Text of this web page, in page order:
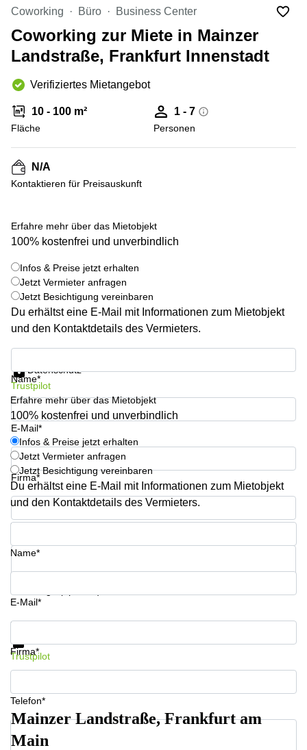
Düsseldorf
Büro
mieten
Köln
Büro
Essen
Büro
mieten
Hannover
Seminarraum
mieten
Neuss
Büro
mieten
Hamburg
Büro
mieten
Mitte
Büro
mieten
Dortmund
Tagungsraum
München
Büro
Mannheim
mieten
Büro
mieten
Meetingraum
Köln
Berlin
Kienberger
Allee 4
Berlin
Schönefeld
8 Hannover
21 Regus
Düsseldorf
Arcus
Str.
Mainzer
69
Frankfurt
Europaplatz
2 Berlin
Regus
726 Köln
Hohenstaufenring
62 Köln
Erna-
Scheffler-
Str. 1A
Köln
Hohenzollernring
57 Koln
Erhard-
Straße 18
Hamburg
Coworking Büro Business Center
Coworking zur Miete in Mainzer
Landstraße, Frankfurt Innenstadt
Verifiziertes Mietangebot
10 - 100 m²
Fläche
1 - 7
Personen
N/A
Kontaktieren für Preisauskunft
Erfahre mehr über das Mietobjekt
100% kostenfrei und unverbindlich
Infos & Preise jetzt erhalten
Jetzt Vermieter anfragen
Jetzt Besichtigung vereinbaren
Du erhältst eine E-Mail mit Informationen zum Mietobjekt
und den Kontaktdetails des Vermieters.
Name*
E-Mail*
Firma*
Telefon*
Datenschutz
Trustpilot
Erfahre mehr über das Mietobjekt
100% kostenfrei und unverbindlich
Infos & Preise jetzt erhalten
Jetzt Vermieter anfragen
Jetzt Besichtigung vereinbaren
Du erhältst eine E-Mail mit Informationen zum Mietobjekt
und den Kontaktdetails des Vermieters.
Name*
E-Mail*
Firma*
Telefon*
Infos & Preise jetzt erhalten
Trustpilot
Mainzer Landstraße, Frankfurt am
Main